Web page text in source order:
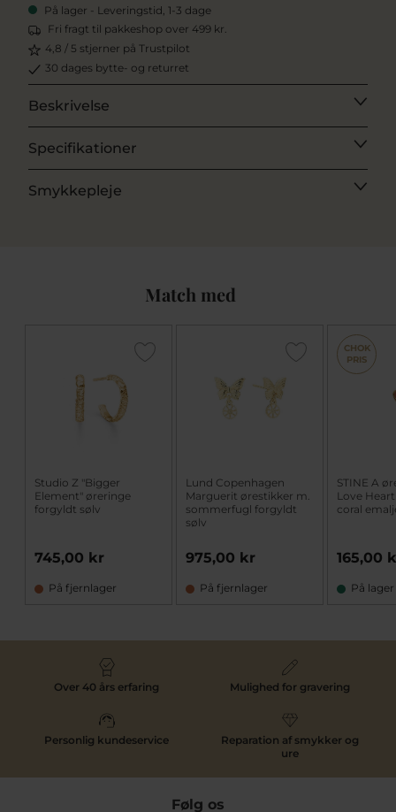
På lager - Leveringstid, 1-3 dage
Fri fragt til pakkeshop over 499 kr.
4,8 / 5 stjerner på Trustpilot
30 dages bytte- og returret
Beskrivelse
Specifikationer
Smykkepleje
Match med
Studio Z "Bigger
Element" øreringe
forgyldt sølv
745,00 kr
På fjernlager
Lund Copenhagen
Marguerit ørestikker m.
sommerfugl forgyldt
sølv
975,00 kr
På fjernlager
CHOK
PRIS
STINE A
Love
coral
165,00
På lager
Over 40 års erfaring Mulighed for gravering
Personlig kundeservice
Reparation af smykker og
ure
Følg os